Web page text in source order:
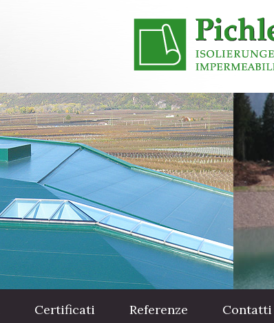
Certificati Referenze Contatti